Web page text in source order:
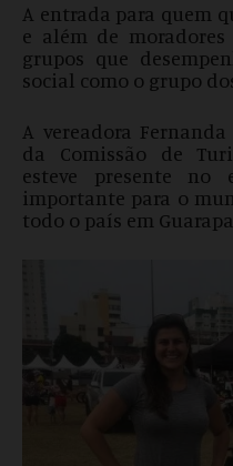
A entrada para quem
e além de
grupos que
social como o grupo
A vereadora
da Comissão de
esteve presente no
importante para o
todo o país em